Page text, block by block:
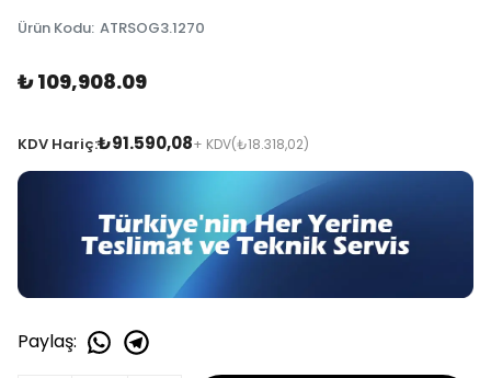
Ürün Kodu: ATRSOG3.1270
₺ 109,908.09
KDV Hariç:₺91.590,08+ KDV(₺18.318,02)
Paylaş: